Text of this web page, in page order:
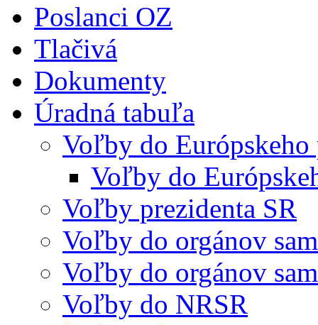
Poslanci OZ
Tlačivá
Dokumenty
Úradná tabuľa
Voľby do Európskeho
Voľby do
Voľby prezidenta SR
Voľby do orgánov
Voľby do orgánov
Voľby do NRSR